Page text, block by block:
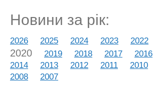
Новини за рік:
2026 2025 2024 2023 2022
2020 2019 2018 2017 2016
2014
2013 2012 2011 2010
2008
2007